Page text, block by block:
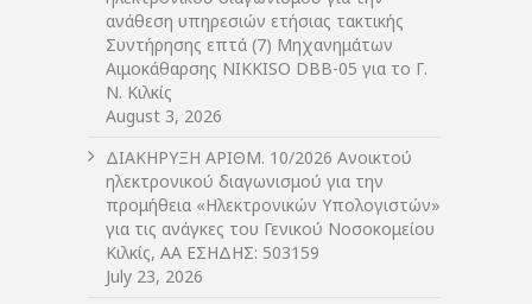
ανάθεση υπηρεσιών ετήσιας τακτικής
Συντήρησης επτά (7) Μηχανημάτων
Αιμοκάθαρσης NIKKISO DBB-05 για το Γ.
Ν. Κιλκίς
August 3, 2026
ΔIΑΚΗΡΥΞΗ ΑΡIΘΜ. 10/2026 Ανοικτού
ηλεκτρονικού διαγωνισμού για την
προμήθεια «Ηλεκτρονικών Υπολογιστών»
για τις ανάγκες του Γενικού Νοσοκομείου
Κιλκίς, ΑΑ ΕΣΗΔΗΣ: 503159
July 23, 2026